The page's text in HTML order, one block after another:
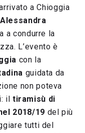
a Chioggia
Alessandra
a condurre la
L’evento è
con la
guidata da
non poteva
il tiramisù di
2018/19 del più
tutti del